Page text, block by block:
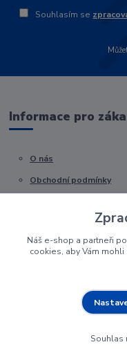
Souhlasím se
Informace pro
O nás
Obchodní podmínky
Náš e-shop a partneři
cookies, aby Vám
Souhlas